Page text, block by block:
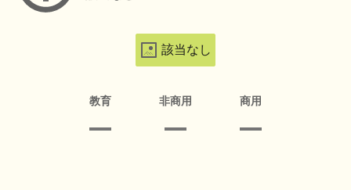
該当なし
教育 非商用 商用